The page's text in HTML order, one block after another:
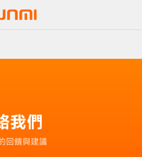
我們
回饋與建議